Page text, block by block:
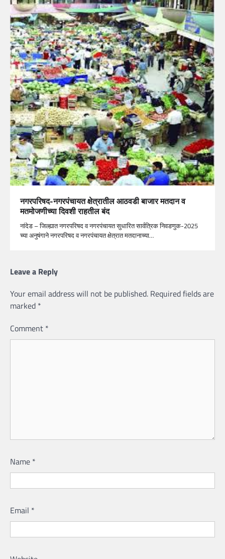
नगरपरिषद-नगरपंचायत क्षेत्रातील आठवडी बाजार मतदान व
मतमोजणीच्या दिवशी राहतील बंद
नांदेड – जिल्ह्यात नगरपरिषद व नगरपंचायत सुधारित सार्वत्रिक निवडणुक-2025
च्या अनुषंगाने नगरपरिषद व नगरपंचायत क्षेत्रात मतदानाच्या…
Leave a Reply
Your email address will not be published. Required fields are
marked *
Comment *
Name *
Email *